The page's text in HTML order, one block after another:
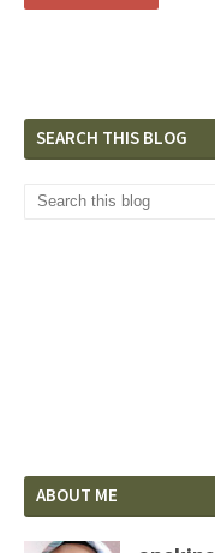
SEARCH THIS BLOG
ABOUT ME